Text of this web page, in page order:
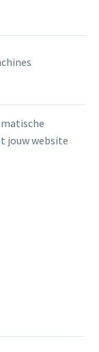
jouw website